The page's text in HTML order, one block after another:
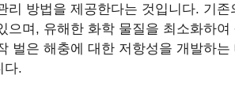
리 방법을 제공한다는 것입니다. 기
으며, 유해한 화학 물질을 최소화하
벌은 해충에 대한 저항성을 개발하
다.